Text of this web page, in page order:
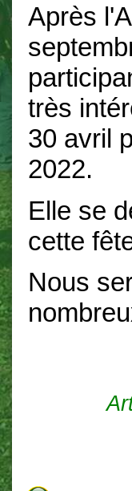
Après
très
30 avril
2022.
Elle se
cette
Nous